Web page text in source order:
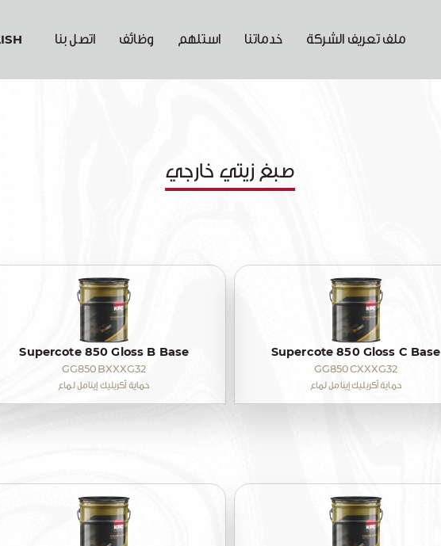
ملف تعريف الشركة خدماتنا استلهم وظائف اتصل بنا
صبغ زيتي خارجي
Supercote 850 Gloss B Base
GG850BXXXG32
حماية أكريليك إينامل لماع
Supercote 850 Gloss C Base
GG850CXXXG32
حماية أكريليك إينامل لماع